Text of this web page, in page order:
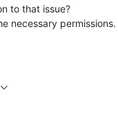
to that issue?
necessary permissions.